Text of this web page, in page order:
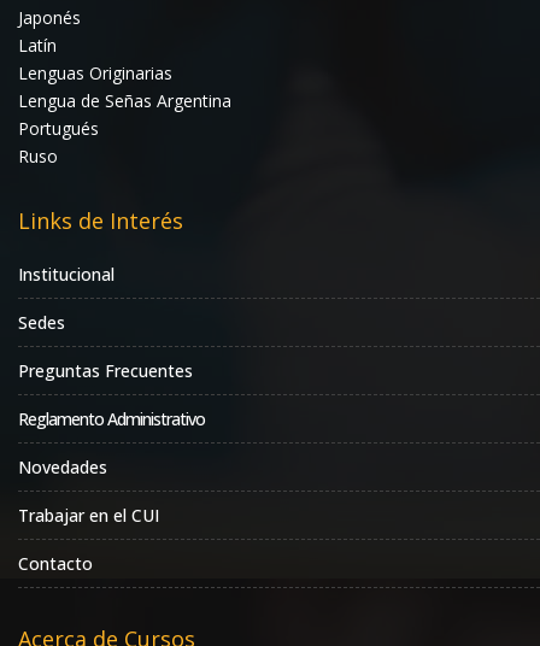
Japonés
Latín
Lenguas Originarias
Lengua de Señas Argentina
Portugués
Ruso
Links de Interés
Institucional
Sedes
Preguntas Frecuentes
Reglamento Administrativo
Novedades
Trabajar en el CUI
Contacto
Acerca de Cursos